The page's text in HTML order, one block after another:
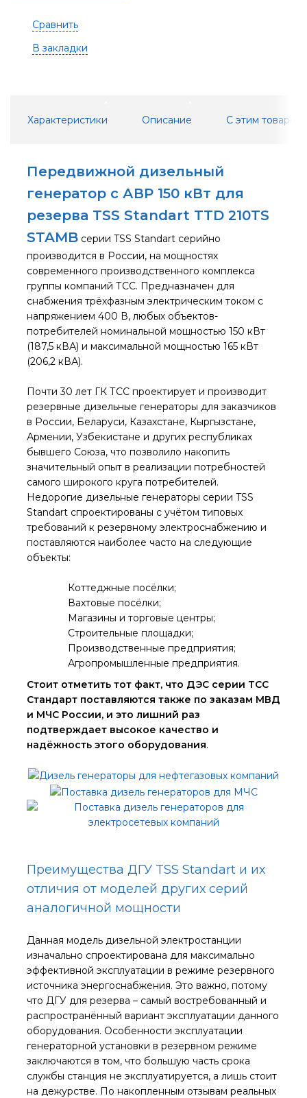
Сравнить
В закладки
Характеристики Описание С этим товаром
Передвижной дизельный
генератор с АВР 150 кВт для
резерва TSS Standart TTD 210TS
STAMB серии TSS Standart серийно
производится в России, на мощностях
современного производственного комплекса
группы компаний ТСС. Предназначен для
снабжения трёхфазным электрическим током с
напряжением 400 В, любых объектов-
потребителей номинальной мощностью 150 кВт
(187,5 кВА) и максимальной мощностью 165 кВт
(206,2 кВА).
Почти 30 лет ГК ТСС проектирует и производит
резервные дизельные генераторы для заказчиков
в России, Беларуси, Казахстане, Кыргызстане,
Армении, Узбекистане и других республиках
бывшего Союза, что позволило накопить
значительный опыт в реализации потребностей
самого широкого круга потребителей.
Недорогие дизельные генераторы серии TSS
Standart спроектированы с учётом типовых
требований к резервному электроснабжению и
поставляются наиболее часто на следующие
объекты:
Коттеджные посёлки;
Вахтовые посёлки;
Магазины и торговые центры;
Строительные площадки;
Производственные предприятия;
Агропромышленные предприятия.
Стоит отметить тот факт, что ДЭС серии ТСС
Стандарт поставляются также по заказам МВД
и МЧС России, и это лишний раз
подтверждает высокое качество и
надёжность этого оборудования.
Преимущества ДГУ TSS Standart и их
отличия от моделей других серий
аналогичной мощности
Данная модель дизельной электростанции
изначально спроектирована для максимально
эффективной эксплуатации в режиме резервного
источника энергоснабжения. Это важно, потому
что ДГУ для резерва – самый востребованный и
распространённый вариант эксплуатации данного
оборудования. Особенности эксплуатации
генераторной установки в резервном режиме
заключаются в том, что большую часть срока
службы станция не эксплуатируется, а лишь стоит
на дежурстве. По накопленным отзывам реальных